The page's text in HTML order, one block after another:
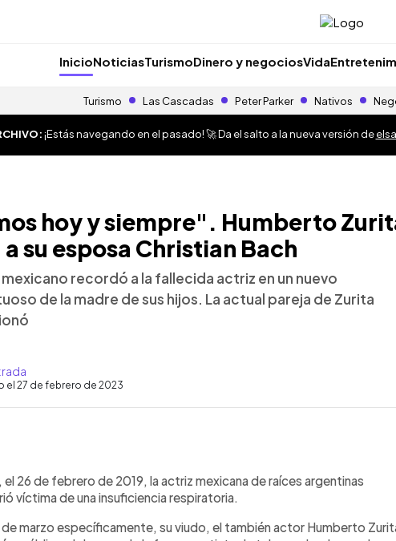
InicioNoticiasTurismoDinero y negociosVida
Turismo Las Cascadas Peter Parker Nativos
¡Estás navegando en el pasado! 🚀 Da el salto a la nueva versión de
hoy y siempre". Humberto
su esposa Christian Bach
recordó a la fallecida actriz en un nuevo
de la madre de sus hijos. La actual pareja de Zurita
el 27 de febrero de 2023
artículo
26 de febrero de 2019, la actriz mexicana de raíces argentinas
víctima de una insuficiencia respiratoria.
de marzo específicamente, su viudo, el también actor Humberto